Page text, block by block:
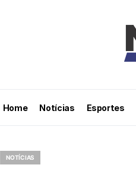
Home Notícias Esportes
NOTÍCIAS